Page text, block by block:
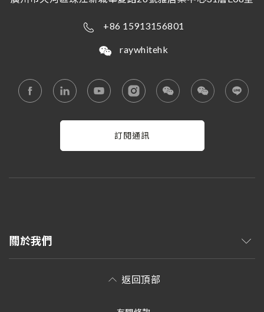
+86 15913156801
raywhitehk
訂閱通訊
關於我們
返回頂部